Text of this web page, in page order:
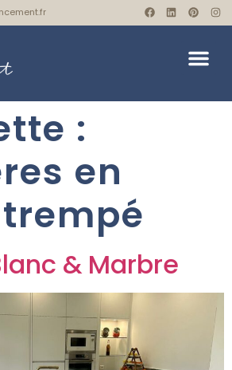
:
en
& Marbre